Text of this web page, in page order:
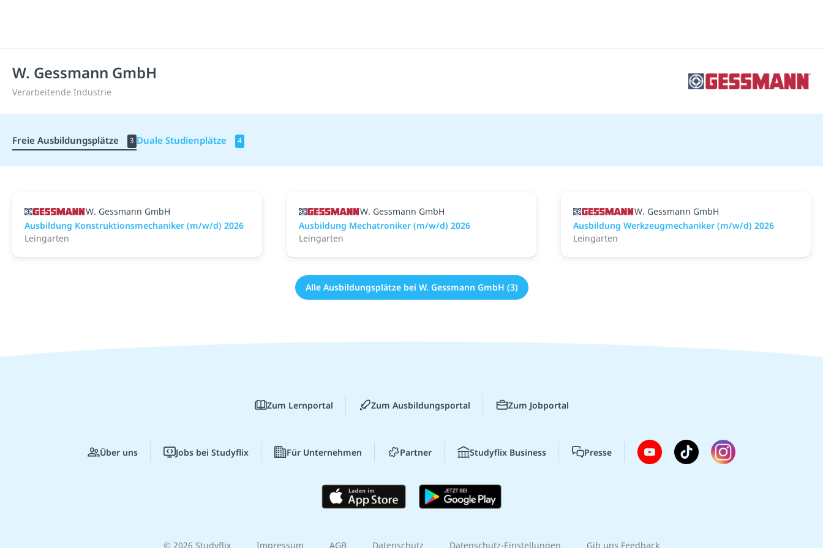
W. Gessmann GmbH
Verarbeitende Industrie
Freie Ausbildungsplätze 3 Duale Studienplätze 4
W. Gessmann GmbH
Ausbildung Konstruktionsmechaniker (m/w/d) 2026
Leingarten
W. Gessmann GmbH
Ausbildung Mechatroniker (m/w/d) 2026
Leingarten
W. Gessmann GmbH
Ausbildung Werkzeugmechaniker (m/w/d) 2026
Leingarten
Alle Ausbildungsplätze bei W. Gessmann GmbH (3)
Zum Lernportal Zum Ausbildungsportal Zum Jobportal
Über uns Jobs bei Studyflix Für Unternehmen Partner Studyflix Business Presse
© 2026 Studyflix Impressum AGB Datenschutz Datenschutz-Einstellungen Gib uns Feedback